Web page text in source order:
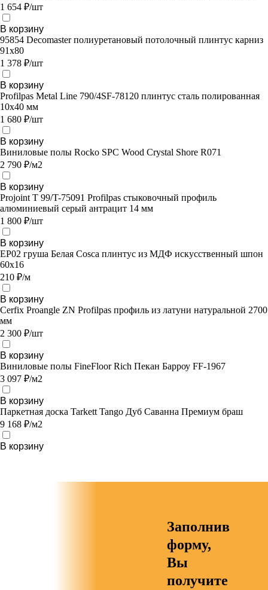
1 654 ₽/шт
В корзину
95854 Decomaster полиуретановый потолочный плинтус карниз
91х80
1 378 ₽/шт
В корзину
Profilpas Metal Line 790/4SF-78120 плинтус сталь полированная
10x40 мм
1 680 ₽/шт
В корзину
Виниловые полы Rocko SPC Wood Crystal Shore R071
2 790 ₽/м2
В корзину
Projoint T 99/T-75091 Profilpas стыковочный профиль
алюминиевый серый антрацит 14 мм
1 800 ₽/шт
В корзину
EP02 груша Белая Cosca плинтус из МДФ искусственный шпон
60х16
210 ₽/м
В корзину
Cerfix Proangle ZN Profilpas профиль из латуни натуральной 2700
мм
2 300 ₽/шт
В корзину
Виниловые полы FineFloor Rich Пекан Барроу FF-1967
3 097 ₽/м2
В корзину
Паркетная доска Tarkett Tango Дуб Саванна Премиум браш
9 168 ₽/м2
В корзину
Заполнив
форму,
Вы
получите